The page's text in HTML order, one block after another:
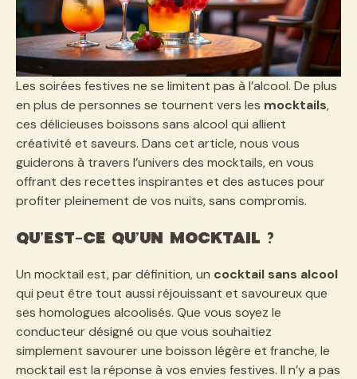
Les soirées festives ne se limitent pas à l’alcool. De plus
en plus de personnes se tournent vers les mocktails,
ces délicieuses boissons sans alcool qui allient
créativité et saveurs. Dans cet article, nous vous
guiderons à travers l’univers des mocktails, en vous
offrant des recettes inspirantes et des astuces pour
profiter pleinement de vos nuits, sans compromis.
Qu’est-ce qu’un mocktail ?
Un mocktail est, par définition, un cocktail sans alcool
qui peut être tout aussi réjouissant et savoureux que
ses homologues alcoolisés. Que vous soyez le
conducteur désigné ou que vous souhaitiez
simplement savourer une boisson légère et franche, le
mocktail est la réponse à vos envies festives. Il n’y a pas